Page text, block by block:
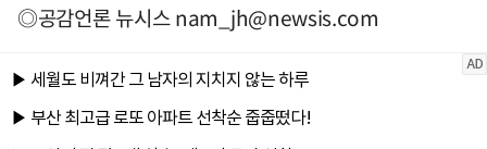
◎공감언론 뉴시스nam_jh@newsis.com